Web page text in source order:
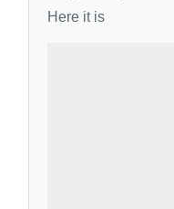
Here it is